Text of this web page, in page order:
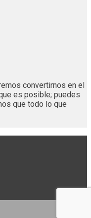
convertirnos en el
es posible; puedes
que todo lo que